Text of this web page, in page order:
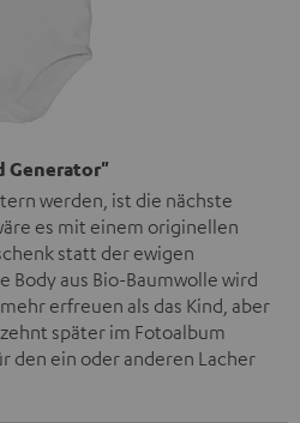
Generator"
werden, ist die nächste
es mit einem originellen
statt der ewigen
aus Bio-Baumwolle wird
erfreuen als das Kind, aber
später im Fotoalbum
den ein oder anderen Lacher